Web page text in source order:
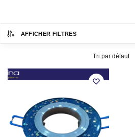
AFFICHER FILTRES